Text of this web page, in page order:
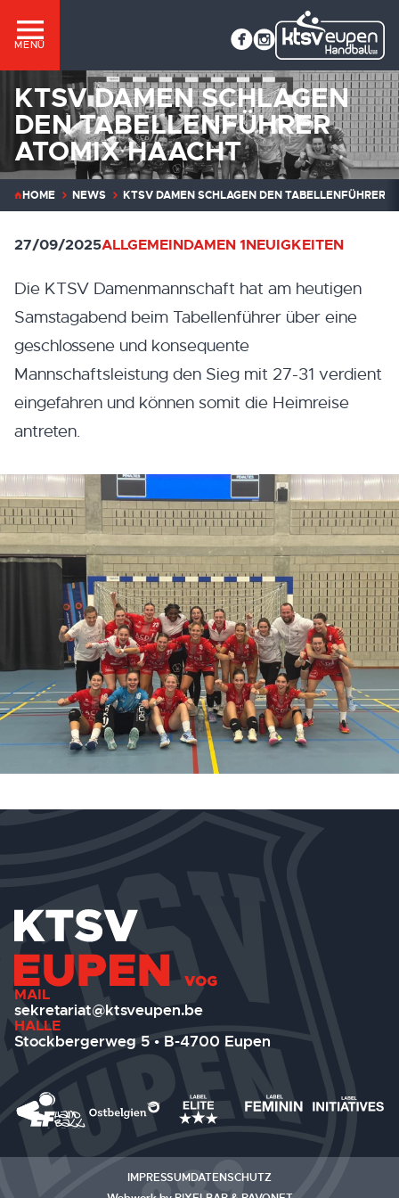
MENÜ
KTSV DAMEN SCHLAGEN
DEN TABELLENFÜHRER
ATOMIX HAACHT
HOME NEWS KTSV DAMEN SCHLAGEN DEN TABELLENFÜHRER
27/09/2025ALLGEMEINDAMEN 1NEUIGKEITEN
Die KTSV Damenmannschaft hat am heutigen
Samstagabend beim Tabellenführer über eine
geschlossene und konsequente
Mannschaftsleistung den Sieg mit 27-31 verdient
eingefahren und können somit die Heimreise
antreten.
MAIL
sekretariat@ktsveupen.be
HALLE
Stockbergerweg 5 • B-4700 Eupen
IMPRESSUMDATENSCHUTZ